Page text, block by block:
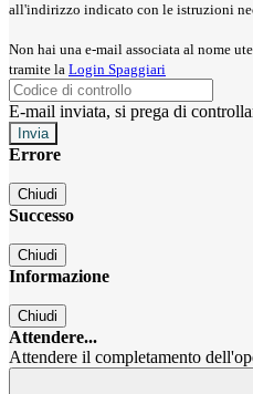
all'indirizzo indicato con le istruzioni
Non hai una e-mail associata al nome
tramite la Login Spaggiari
E-mail inviata, si prega di
Errore
Chiudi
Successo
Chiudi
Informazione
Chiudi
Attendere...
Attendere il completamento